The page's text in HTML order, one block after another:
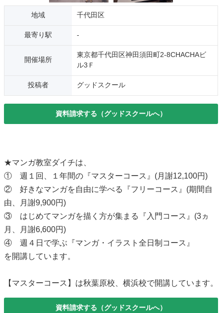
地域 千代田区
最寄り駅 -
開催場所
東京都千代田区神田須田町2-8CHACHAビ
ル3Ｆ
投稿者 グッドスクール
資料請求する（グッドスクールへ）
★マンガ教室ダイチは、
① 週１回、１年間の『マスターコース』(月謝12,100円)
② 好きなマンガを自由に学べる『フリーコース』(期間自
由、月謝9,900円)
③ はじめてマンガを描く方が集まる『入門コース』(3ヵ
月、月謝6,600円)
④ 週４日で学ぶ『マンガ・イラスト全日制コース』
を開講しています。
【マスターコース】は秋葉原校、横浜校で開講しています。
資料請求する（グッドスクールへ）